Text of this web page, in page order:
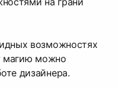
возможностях
магию можно
дизайнера.